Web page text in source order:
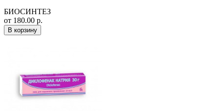
БИОСИНТЕЗ
от 180.00 р.
В корзину